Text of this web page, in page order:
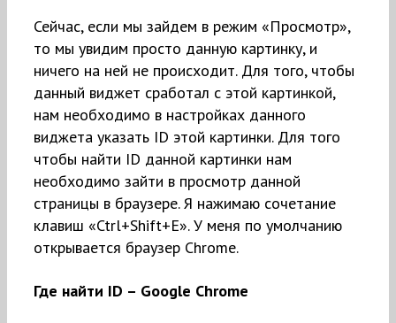
Сейчас, если мы зайдем в режим «Просмотр»,
то мы увидим просто данную картинку, и
ничего на ней не происходит. Для того, чтобы
данный виджет сработал с этой картинкой,
нам необходимо в настройках данного
виджета указать ID этой картинки. Для того
чтобы найти ID данной картинки нам
необходимо зайти в просмотр данной
страницы в браузере. Я нажимаю сочетание
клавиш «Ctrl+Shift+E». У меня по умолчанию
открывается браузер Chrome.
Где найти ID – Google Chrome